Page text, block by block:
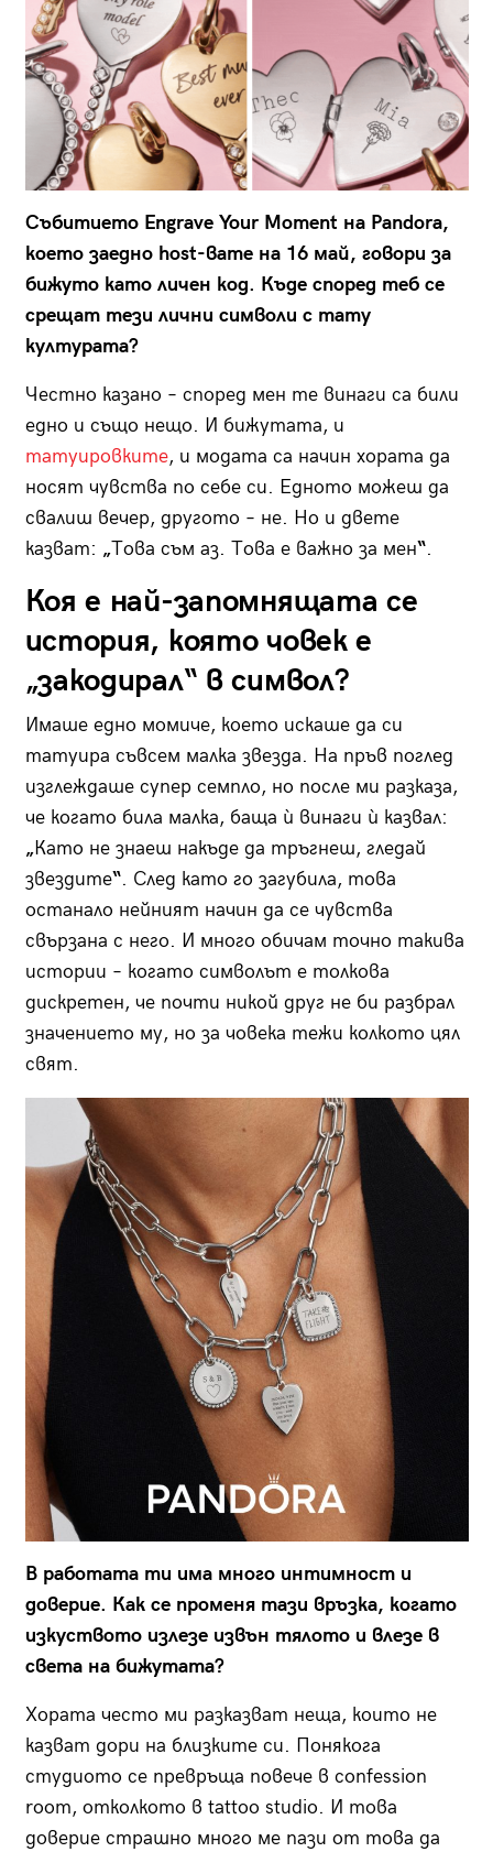
Събитието Engrave Your Moment на Pandora,
което заедно host-вате на 16 май, говори за
бижуто като личен код. Къде според теб се
срещат тези лични символи с тату
културата?
Честно казано – според мен те винаги са били
едно и също нещо. И бижутата, и
татуировките, и модата са начин хората да
носят чувства по себе си. Едното можеш да
свалиш вечер, другото – не. Но и двете
казват: „Това съм аз. Това е важно за мен“.
Коя е най-запомнящата се
история, която човек е
„закодирал“ в символ?
Имаше едно момиче, което искаше да си
татуира съвсем малка звезда. На пръв поглед
изглеждаше супер семпло, но после ми разказа,
че когато била малка, баща ѝ винаги ѝ казвал:
„Като не знаеш накъде да тръгнеш, гледай
звездите“. След като го загубила, това
останало нейният начин да се чувства
свързана с него. И много обичам точно такива
истории – когато символът е толкова
дискретен, че почти никой друг не би разбрал
значението му, но за човека тежи колкото цял
свят.
В работата ти има много интимност и
доверие. Как се променя тази връзка, когато
изкуството излезе извън тялото и влезе в
света на бижутата?
Хората често ми разказват неща, които не
казват дори на близките си. Понякога
студиото се превръща повече в confession
room, отколкото в tattoo studio. И това
доверие страшно много ме пази от това да